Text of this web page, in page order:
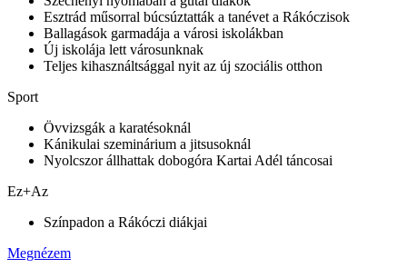
Esztrád műsorral búcsúztatták a tanévet a Rákóczisok
Ballagások garmadája a városi iskolákban
Új iskolája lett városunknak
Teljes kihasználtsággal nyit az új szociális otthon
Sport
Övvizsgák a karatésoknál
Kánikulai szeminárium a jitsusoknál
Nyolcszor állhattak dobogóra Kartai Adél táncosai
Ez+Az
Színpadon a Rákóczi diákjai
Megnézem